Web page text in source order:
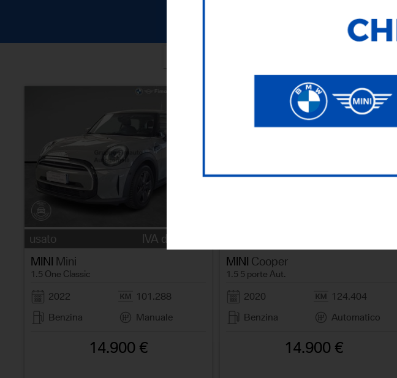
Ricerca testuale
usato
IVA detraibile
MINI Mini
1.5 One Classic
2022
101.288
Benzina
Manuale
14.900 €
MINI Cooper
1.5 5 porte Aut.
2020
124.404
Benzina
Automatico
14.900 €